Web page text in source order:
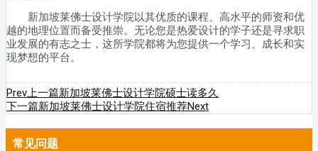
新加坡莱佛士设计学院以其优质的课程、高水平的师资和优
越的地理位置而备受推崇。无论您是热爱设计的学子还是寻求职
业发展的有志之士，这所学院都将为您提供一个学习、成长和实
现梦想的平台。
Prev上一篇新加坡莱佛士设计学院硕士读多久
下一篇新加坡莱佛士设计学院住宿推荐Next
常见问题